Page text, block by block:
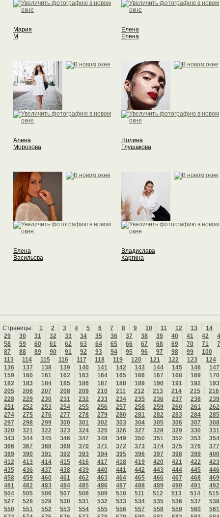
Мария
M
Елена
Елена
Алена
Морозова
Полина
Глушакова
Елена
Васильева
Владислава
Каргина
Страницы: 1 2 3 4 5 6 7 8 9 10 11 12 13
14
29
30 31 32 33 34 35 36 37 38 39 40 41 42
58
59 60 61 62 63 64 65 66 67 68 69 70 71
87
88 89 90 91 92 93 94 95 96 97 98 99
100
113
114 115 116 117 118 119 120 121 122 123
124
136
137 138 139 140 141 142 143 144 145 146
147
159
160 161 162 163 164 165 166 167 168 169
170
182
183 184 185 186 187 188 189 190 191 192
193
205
206 207 208 209 210 211 212 213 214 215
216
228
229 230 231 232 233 234 235 236 237 238
239
251
252 253 254 255 256 257 258 259 260 261
262
274
275 276 277 278 279 280 281 282 283 284
285
297
298 299 300 301 302 303 304 305 306 307
308
320
321 322 323 324 325 326 327 328 329 330
331
343
344 345 346 347 348 349 350 351 352 353
354
366
367 368 369 370 371 372 373 374 375 376
377
389
390 391 392 393 394 395 396 397 398 399
400
412
413 414 415 416 417 418 419 420 421 422
423
435
436 437 438 439 440 441 442 443 444 445
446
458
459 460 461 462 463 464 465 466 467 468
469
481
482 483 484 485 486 487 488 489 490 491
492
504
505 506 507 508 509 510 511 512 513 514
515
527
528 529 530 531 532 533 534 535 536 537
538
550
551 552 553 554 555 556 557 558 559 560
561